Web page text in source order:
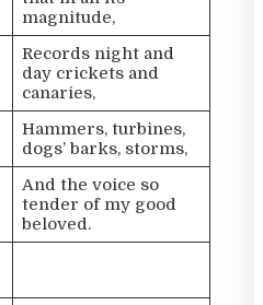
magnitude,
Records night and
day crickets and
canaries,
Hammers, turbines,
dogs’ barks, storms,
And the voice so
tender of my good
beloved.